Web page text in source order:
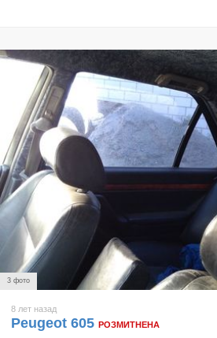
3 фото
8 лет назад
Peugeot 605 РОЗМИТНЕНА